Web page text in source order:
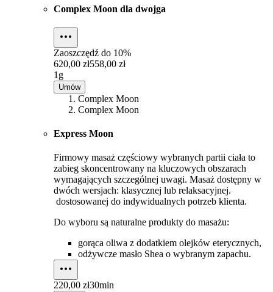
Complex Moon dla dwojga
Zaoszczędź do 10%
620,00 zł558,00 zł
1g
Umów
Complex Moon
Complex Moon
Express Moon
Firmowy masaż częściowy wybranych partii ciała to
zabieg skoncentrowany na kluczowych obszarach
wymagających szczególnej uwagi. Masaż dostępny w
dwóch wersjach: klasycznej lub relaksacyjnej.
dostosowanej do indywidualnych potrzeb klienta.
Do wyboru są naturalne produkty do masażu:
gorąca oliwa z dodatkiem olejków eterycznych,
odżywcze masło Shea o wybranym zapachu.
220,00 zł30min